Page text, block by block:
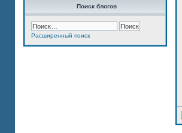
Поиск блогов
Расширенный поиск